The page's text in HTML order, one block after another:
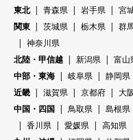
東北
青森県 岩手県 宮
関東
茨城県 栃木県 群
神奈川県
北陸・甲信越
新潟県 富山
中部・東海
岐阜県 静岡県
近畿
滋賀県 京都府 大
中国・四国
鳥取県 島根県
香川県
愛媛県
高知県